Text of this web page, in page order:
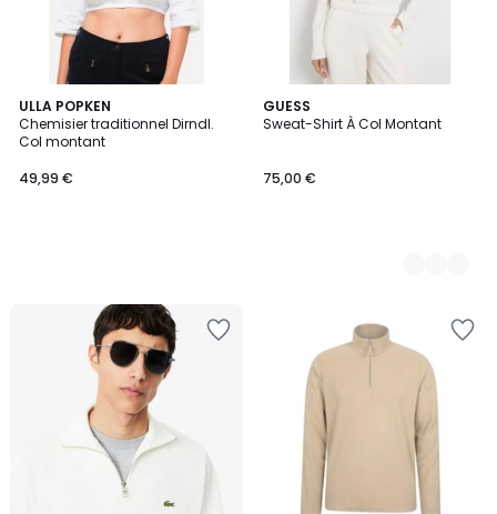
ULLA POPKEN
Chemisier traditionnel Dirndl.
Col montant
49,99 €
GUESS
Sweat-Shirt À Col Montant
75,00 €
3
Couleurs